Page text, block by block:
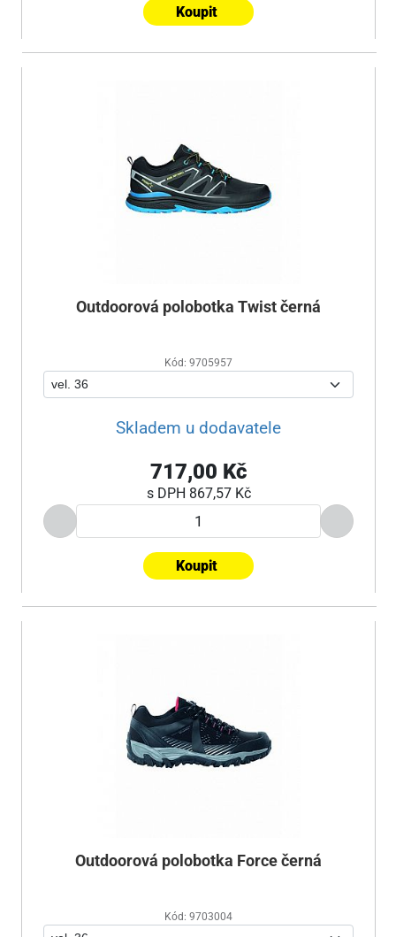
Koupit
Outdoorová polobotka Twist černá
Kód: 9705957
Skladem u dodavatele
717,00 Kč
s DPH 867,57 Kč
Koupit
Outdoorová polobotka Force černá
Kód: 9703004